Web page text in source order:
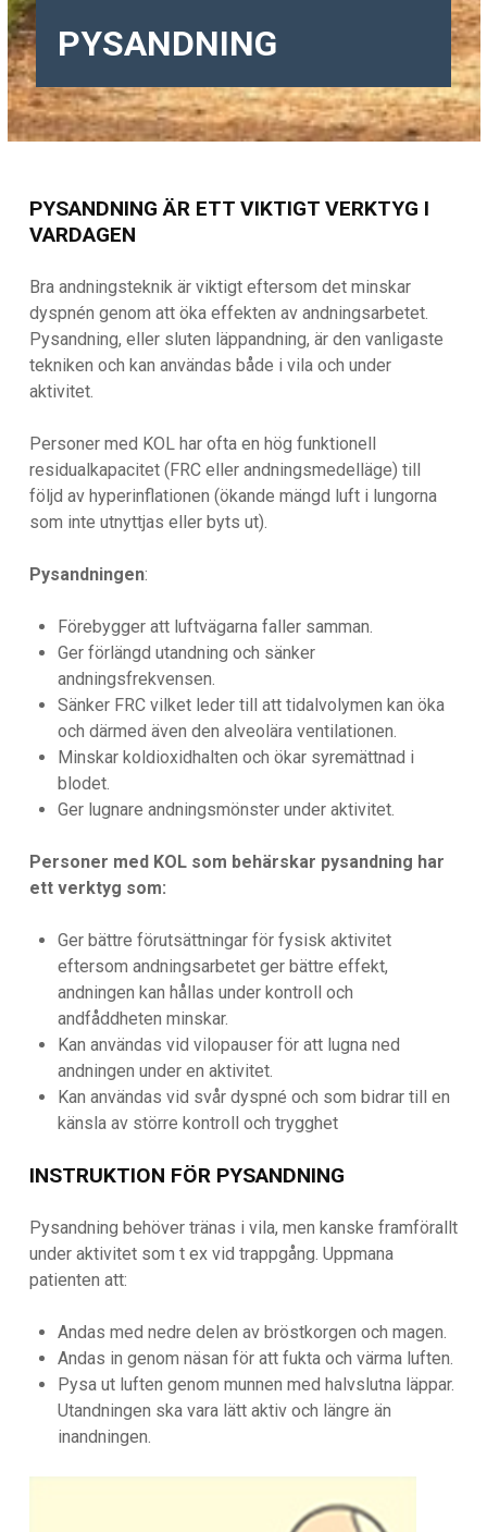
PYSANDNING
PYSANDNING ÄR ETT VIKTIGT VERKTYG I
VARDAGEN
Bra andningsteknik är viktigt eftersom det minskar
dyspnén genom att öka effekten av andningsarbetet.
Pysandning, eller sluten läppandning, är den vanligaste
tekniken och kan användas både i vila och under
aktivitet.
Personer med KOL har ofta en hög funktionell
residualkapacitet (FRC eller andningsmedelläge) till
följd av hyperinflationen (ökande mängd luft i lungorna
som inte utnyttjas eller byts ut).
Pysandningen:
Förebygger att luftvägarna faller samman.
Ger förlängd utandning och sänker
andningsfrekvensen.
Sänker FRC vilket leder till att tidalvolymen kan öka
och därmed även den alveolära ventilationen.
Minskar koldioxidhalten och ökar syremättnad i
blodet.
Ger lugnare andningsmönster under aktivitet.
Personer med KOL som behärskar pysandning har
ett verktyg som:
Ger bättre förutsättningar för fysisk aktivitet
eftersom andningsarbetet ger bättre effekt,
andningen kan hållas under kontroll och
andfåddheten minskar.
Kan användas vid vilopauser för att lugna ned
andningen under en aktivitet.
Kan användas vid svår dyspné och som bidrar till en
känsla av större kontroll och trygghet
INSTRUKTION FÖR PYSANDNING
Pysandning behöver tränas i vila, men kanske framförallt
under aktivitet som t ex vid trappgång. Uppmana
patienten att:
Andas med nedre delen av bröstkorgen och magen.
Andas in genom näsan för att fukta och värma luften.
Pysa ut luften genom munnen med halvslutna läppar.
Utandningen ska vara lätt aktiv och längre än
inandningen.